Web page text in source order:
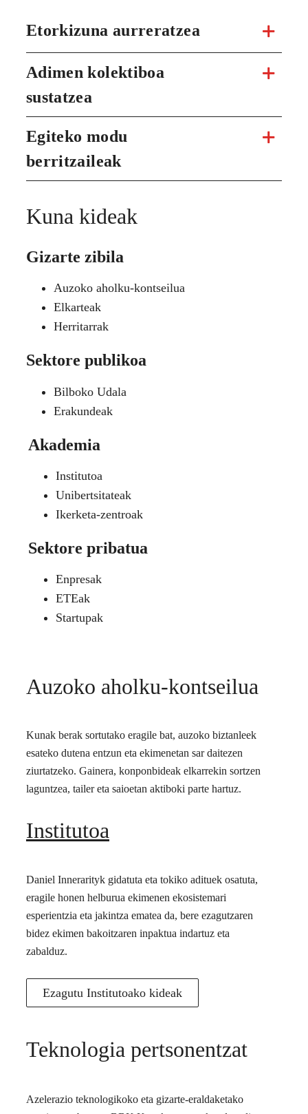
Etorkizuna aurreratzea
Adimen kolektiboa
sustatzea
Egiteko modu
berritzaileak
Kuna kideak
Gizarte zibila
Auzoko aholku-kontseilua
Elkarteak
Herritarrak
Sektore publikoa
Bilboko Udala
Erakundeak
Akademia
Institutoa
Unibertsitateak
Ikerketa-zentroak
Sektore pribatua
Enpresak
ETEak
Startupak
Auzoko aholku-kontseilua
Kunak berak sortutako eragile bat, auzoko biztanleek
esateko dutena entzun eta ekimenetan sar daitezen
ziurtatzeko. Gainera, konponbideak elkarrekin sortzen
laguntzea, tailer eta saioetan aktiboki parte hartuz.
Institutoa
Daniel Innerarityk gidatuta eta tokiko adituek osatuta,
eragile honen helburua ekimenen ekosistemari
esperientzia eta jakintza ematea da, bere ezagutzaren
bidez ekimen bakoitzaren inpaktua indartuz eta
zabalduz.
Ezagutu Institutoako kideak
Teknologia pertsonentzat
Azelerazio teknologikoko eta gizarte-eraldaketako